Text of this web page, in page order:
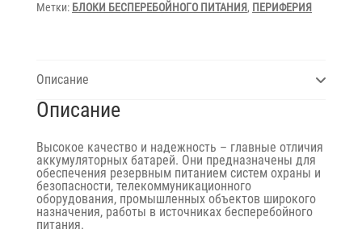
Метки: БЛОКИ БЕСПЕРЕБОЙНОГО ПИТАНИЯ, ПЕРИФЕРИЯ
Описание
Описание
Высокое качество и надежность – главные отличия
аккумуляторных батарей. Они предназначены для
обеспечения резервным питанием систем охраны и
безопасности, телекоммуникационного
оборудования, промышленных объектов широкого
назначения, работы в источниках бесперебойного
питания.